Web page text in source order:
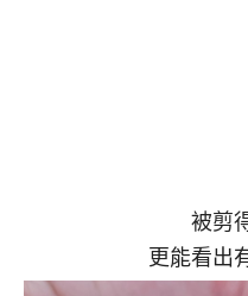
被剪
更能看出